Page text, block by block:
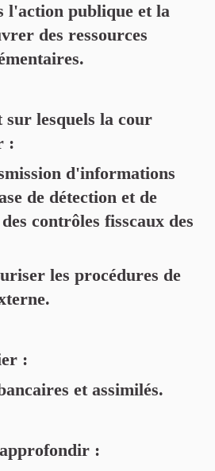
l'action publique et la
des ressources
sur lesquels la cour
:
d'informations
de détection et de
contrôles fisscaux des
les procédures de
:
et assimilés.
: